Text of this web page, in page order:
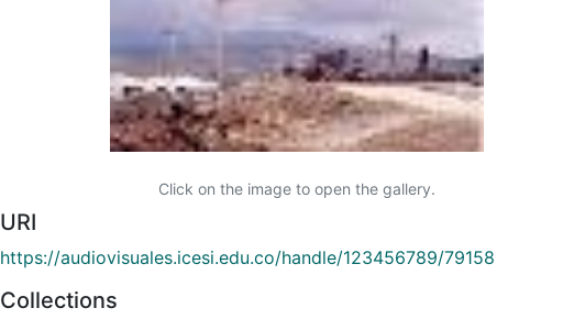
Click on the image to open the gallery.
URI
https://audiovisuales.icesi.edu.co/handle/123456789/79158
Collections